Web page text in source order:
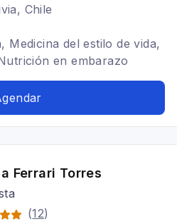
Chile
Medicina del estilo de vida,
en embarazo
Ferrari Torres
(12)